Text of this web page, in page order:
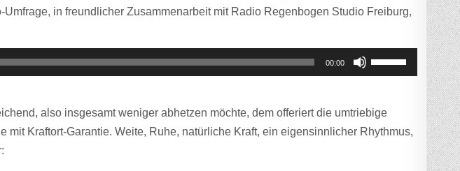
in freundlicher Zusammenarbeit mit Radio Regenbogen Studio Freiburg,
00:00
Pfeiltasten
Hoch/Runter
um
die
also insgesamt weniger abhetzen möchte, dem offeriert die umtriebige
Kraftort-Garantie. Weite, Ruhe, natürliche Kraft, ein eigensinnlicher Rhythmus,